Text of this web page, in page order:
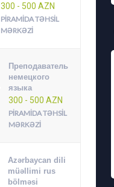
300 - 500 AZN
PIRAMIDA TƏHSIL
MƏRKƏZI
Преподаватель
немецкого
языка
300 - 500 AZN
PIRAMIDA TƏHSIL
MƏRKƏZI
Azərbaycan dili
müəllimi rus
bölməsi